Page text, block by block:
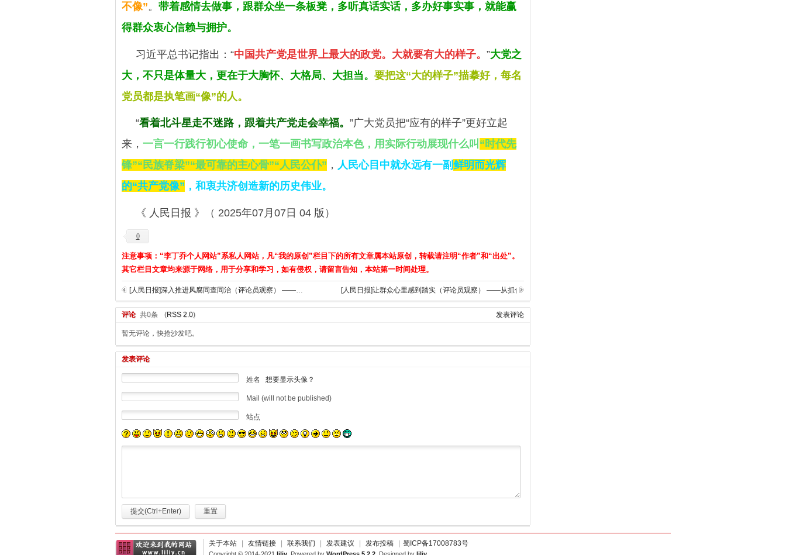
不像”。 带着感情去做事，跟群众坐一条板凳，多听真话实话，多办好事实事，就能赢
得群众衷心信赖与拥护。
习近平总书记指出：“中国共产党是世界上最大的政党。大就要有大的样子。 ”大党之
大，不只是体量大，更在于大胸怀、大格局、大担当。 要把这“大的样子”描摹好，每名
党员都是执笔画“像”的人。
“看着北斗星走不迷路，跟着共产党走会幸福。 ”广大党员把“应有的样子”更好立起
来， 一言一行践行初心使命，一笔一画书写政治本色，用实际行动展现什么叫 “时代先
锋”“民族脊梁”“最可靠的主心骨”“人民公仆” ， 人民心目中就永远有一副 鲜明而光辉
的“共产党像” ，和衷共济创造新的历史伟业。
《 人民日报 》（ 2025年07月07日 04 版）
0
注意事项：“李丁乔个人网站”系私人网站，凡“我的原创”栏目下的所有文章属本站原创，转载请注明“作者”和“出处”。
其它栏目文章均来源于网络，用于分享和学习，如有侵权，请留言告知，本站第一时间处理。
[人民日报]让群众心里感到踏实（评论员观察） ——从抓作风入手推进全面从严治党（下）
评论 共0条 (RSS 2.0) 发表评论
暂无评论，快抢沙发吧。
发表评论
姓名 想要显示头像？
Mail (will not be published)
站点
提交(Ctrl+Enter) 重置
关于本站 | 友情链接 | 联系我们 | 发表建议 | 发布投稿 | 蜀ICP备17008783号